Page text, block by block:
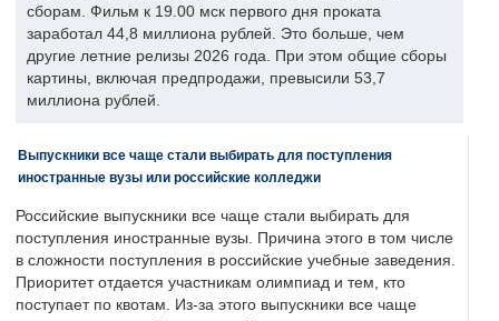
сборам. Фильм к 19.00 мск первого дня проката
заработал 44,8 миллиона рублей. Это больше, чем
другие летние релизы 2026 года. При этом общие сборы
картины, включая предпродажи, превысили 53,7
миллиона рублей.
Выпускники все чаще стали выбирать для поступления
иностранные вузы или российские колледжи
Российские выпускники все чаще стали выбирать для
поступления иностранные вузы. Причина этого в том числе
в сложности поступления в российские учебные заведения.
Приоритет отдается участникам олимпиад и тем, кто
поступает по квотам. Из-за этого выпускники все чаще